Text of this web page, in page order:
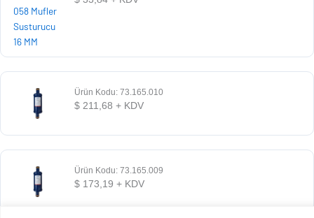
Ürün Kodu: 73.165.010
$ 211,68 + KDV
Ürün Kodu: 73.165.009
$ 173,19 + KDV